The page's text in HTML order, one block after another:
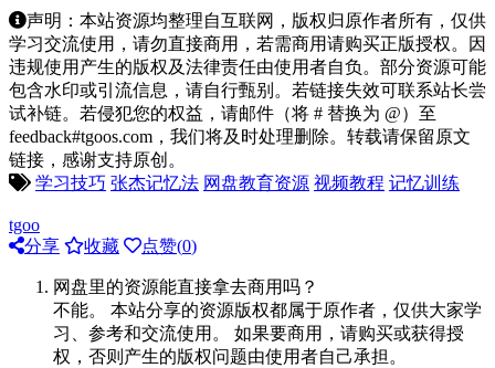
声明：本站资源均整理自互联网，版权归原作者所有，仅供
学习交流使用，请勿直接商用，若需商用请购买正版授权。因
违规使用产生的版权及法律责任由使用者自负。部分资源可能
包含水印或引流信息，请自行甄别。若链接失效可联系站长尝
试补链。若侵犯您的权益，请邮件（将 # 替换为 @）至
feedback#tgoos.com，我们将及时处理删除。转载请保留原文
链接，感谢支持原创。
学习技巧 张杰记忆法 网盘教育资源 视频教程 记忆训练
tgoo
分享
收藏 点赞(0)
网盘里的资源能直接拿去商用吗？
不能。 本站分享的资源版权都属于原作者，仅供大家学
习、参考和交流使用。 如果要商用，请购买或获得授
权，否则产生的版权问题由使用者自己承担。